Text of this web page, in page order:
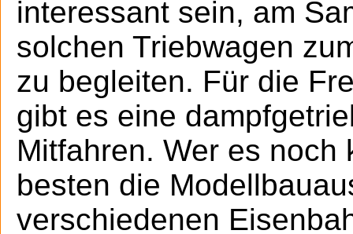
interessant sein, am
solchen Triebwagen
zu begleiten. Für die
gibt es eine
Mitfahren. Wer es
besten die
verschiedenen